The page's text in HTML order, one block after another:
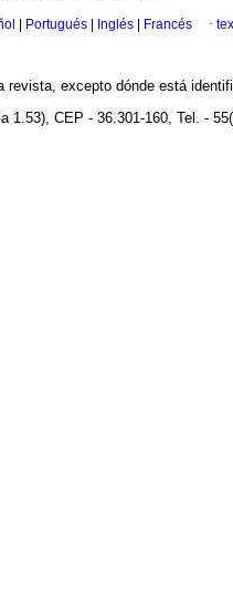
Portugués Inglés Francés ·
revista, excepto dónde está
1.53), CEP - 36.301-160, Tel. -